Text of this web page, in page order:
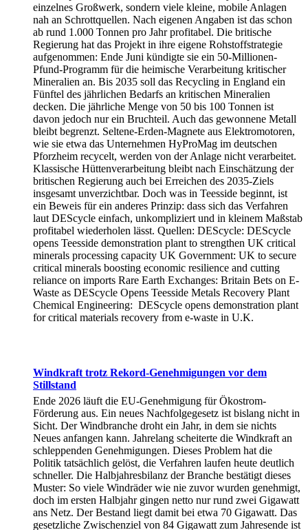
einzelnes Großwerk, sondern viele kleine, mobile Anlagen
nah an Schrottquellen. Nach eigenen Angaben ist das schon
ab rund 1.000 Tonnen pro Jahr profitabel. Die britische
Regierung hat das Projekt in ihre eigene Rohstoffstrategie
aufgenommen: Ende Juni kündigte sie ein 50-Millionen-
Pfund-Programm für die heimische Verarbeitung kritischer
Mineralien an. Bis 2035 soll das Recycling in England ein
Fünftel des jährlichen Bedarfs an kritischen Mineralien
decken. Die jährliche Menge von 50 bis 100 Tonnen ist
davon jedoch nur ein Bruchteil. Auch das gewonnene Metall
bleibt begrenzt. Seltene-Erden-Magnete aus Elektromotoren,
wie sie etwa das Unternehmen HyProMag im deutschen
Pforzheim recycelt, werden von der Anlage nicht verarbeitet.
Klassische Hüttenverarbeitung bleibt nach Einschätzung der
britischen Regierung auch bei Erreichen des 2035-Ziels
insgesamt unverzichtbar. Doch was in Teesside beginnt, ist
ein Beweis für ein anderes Prinzip: dass sich das Verfahren
laut DEScycle einfach, unkompliziert und in kleinem Maßstab
profitabel wiederholen lässt. Quellen: DEScycle: DEScycle
opens Teesside demonstration plant to strengthen UK critical
minerals processing capacity UK Government: UK to secure
critical minerals boosting economic resilience and cutting
reliance on imports Rare Earth Exchanges: Britain Bets on E-
Waste as DEScycle Opens Teesside Metals Recovery Plant
Chemical Engineering: DEScycle opens demonstration plant
for critical materials recovery from e-waste in U.K.
Windkraft trotz Rekord-Genehmigungen vor dem
Stillstand
Ende 2026 läuft die EU-Genehmigung für Ökostrom-
Förderung aus. Ein neues Nachfolgegesetz ist bislang nicht in
Sicht. Der Windbranche droht ein Jahr, in dem sie nichts
Neues anfangen kann. Jahrelang scheiterte die Windkraft an
schleppenden Genehmigungen. Dieses Problem hat die
Politik tatsächlich gelöst, die Verfahren laufen heute deutlich
schneller. Die Halbjahresbilanz der Branche bestätigt dieses
Muster: So viele Windräder wie nie zuvor wurden genehmigt,
doch im ersten Halbjahr gingen netto nur rund zwei Gigawatt
ans Netz. Der Bestand liegt damit bei etwa 70 Gigawatt. Das
gesetzliche Zwischenziel von 84 Gigawatt zum Jahresende ist